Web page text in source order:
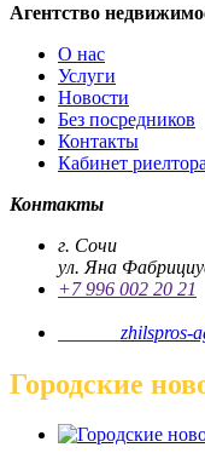
Агентство
О нас
Услуги
Новости
Без посредников
Контакты
Кабинет риелтора
Контакты
г. Сочи
ул. Яна
+7 996 002 20 21
zhilspros-
Городские